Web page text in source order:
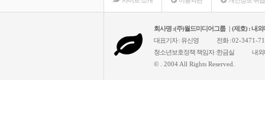
회사명 :(주)월드미디어그룹 | (제호) : 내외
대표기자 : 유신영
전화 :02-3471-
청소년보호정책 책임자 :한금실
내외
© . 2004 All Rights Reserved.